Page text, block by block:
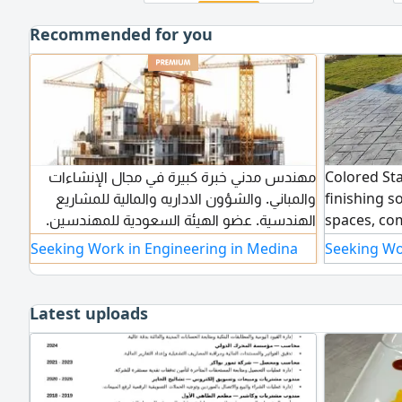
Recommended for you
مهندس مدني خبرة كبيرة في مجال الإنشاءات
والمباني. والشؤون الاداريه والمالية للمشاريع
الهندسية. عضو الهيئة السعودية للمهندسين.
أجيد التعامل مع برمج الكمبيوتر Microsoft
والبرامج الهندسية AutoCAD. مقدرة كبيرة
ظروف قاسيه بصورة جماعية أو فردية
Seeking Work in Engineering in Medina
Colored
finishing
spaces,
premium
poured
wood
ensure
against
Ideal for
Seeking
Latest uploads